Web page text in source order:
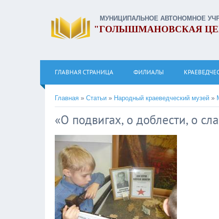
МУНИЦИПАЛЬНОЕ АВТОНОМНОЕ
"ГОЛЫШМАНОВСКАЯ
ГЛАВНАЯ СТРАНИЦА ФИЛИАЛЫ
Главная » Статьи » Народный краеведческий музей »
«О подвигах, о доблести, о